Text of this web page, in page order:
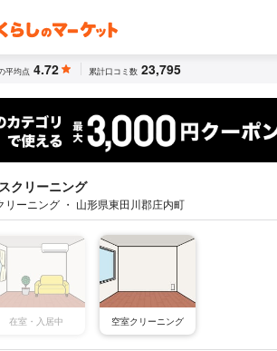
平均点 4.72 累計口コミ数 23,795
クリーニング
リーニング ・ 山形県東田川郡庄内町
在室・入居中 空室クリーニング